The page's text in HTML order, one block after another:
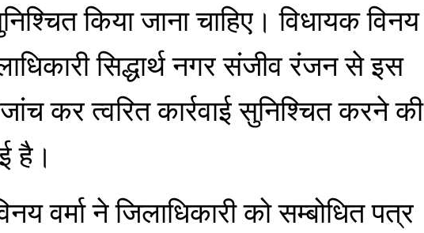
किया जाना चाहिए। विधायक विनय
सिद्धार्थ नगर संजीव रंजन से इस
कर त्वरित कार्रवाई सुनिश्चित करने की
है।
वर्मा ने जिलाधिकारी को सम्बोधित पत्र